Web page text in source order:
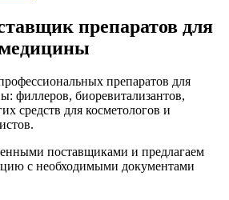
препаратов для
медицины
препаратов для
филлеров, биоревитализантов,
средств для косметологов и
поставщиками и предлагаем
с необходимыми документами